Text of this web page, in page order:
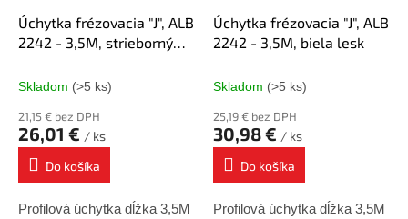
Úchytka frézovacia "J", ALB
2242 - 3,5M, strieborný
Skladom (>5 ks)
21,15 € bez DPH
26,01 € / ks
Do košíka
Profilová úchytka dĺžka 3,5M
Úchytka frézovacia "J", ALB
2242 - 3,5M, biela lesk
Skladom (>5 ks)
25,19 € bez DPH
30,98 € / ks
Do košíka
Profilová úchytka dĺžka 3,5M